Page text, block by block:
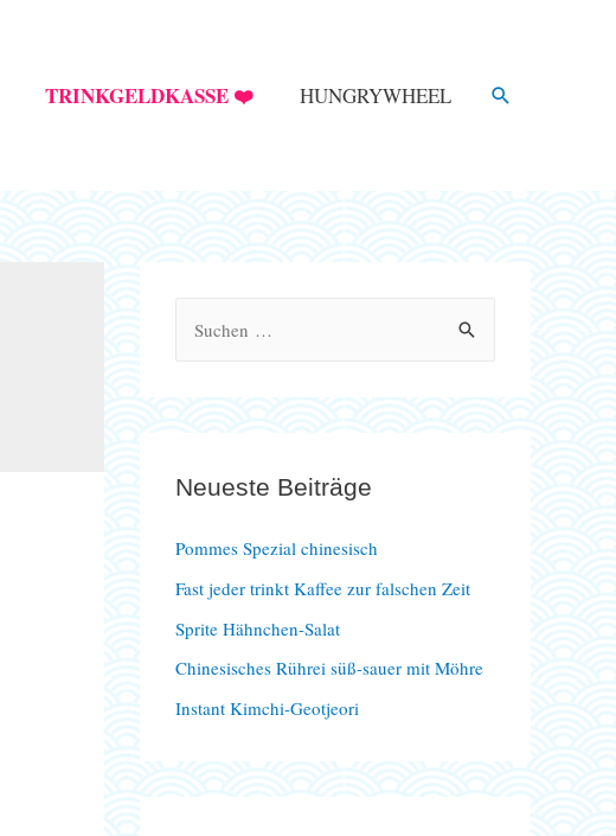
TRINKGELDKASSE ❤️ HUNGRYWHEEL SUCHE
n
c
h
:
Neueste Beiträge
Pommes Spezial chinesisch
Fast jeder trinkt Kaffee zur falschen Zeit
Sprite Hähnchen-Salat
Chinesisches Rührei süß-sauer mit Möhre
Instant Kimchi-Geotjeori